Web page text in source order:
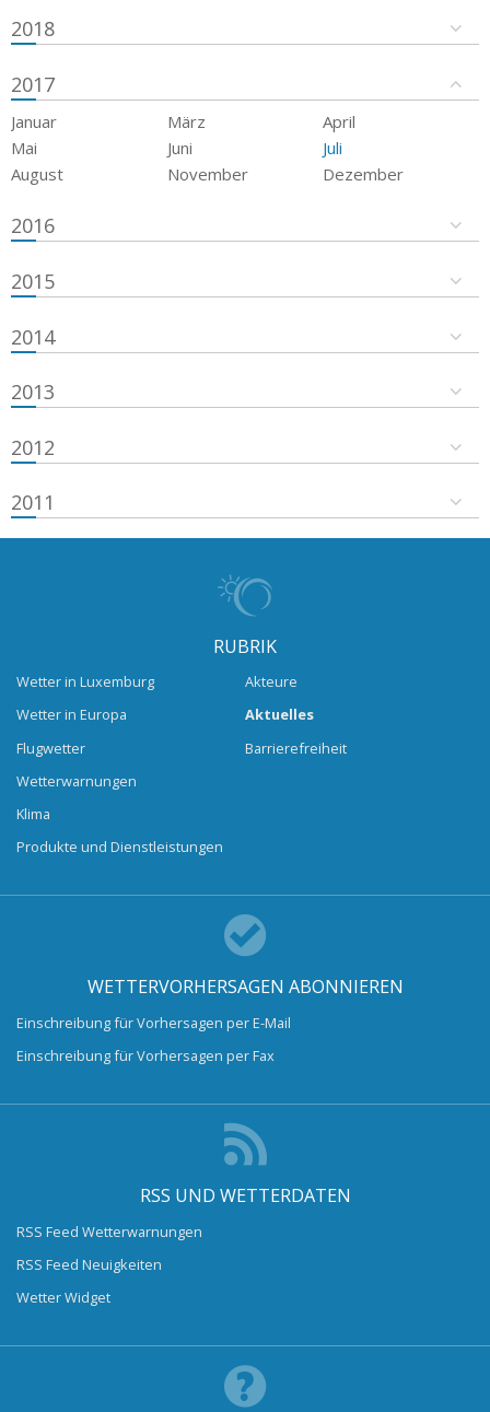
2018
2017
Januar März
April
Mai
Juni
Juli
August
November Dezember
2016
2015
2014
2013
2012
2011
RUBRIK
Wetter in Luxemburg
Wetter in Europa
Flugwetter
Wetterwarnungen
Klima
Produkte und Dienstleistungen
Akteure
Aktuelles
Barrierefreiheit
WETTERVORHERSAGEN ABONNIEREN
Einschreibung für Vorhersagen per E-Mail
Einschreibung für Vorhersagen per Fax
RSS UND WETTERDATEN
RSS Feed Wetterwarnungen
RSS Feed Neuigkeiten
Wetter Widget